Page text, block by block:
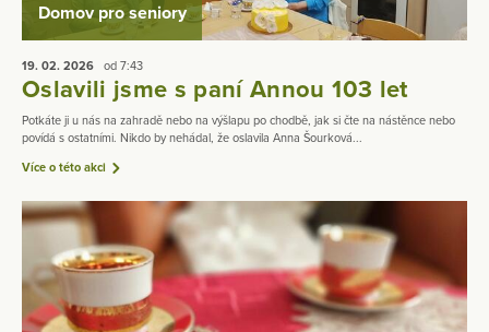
Domov pro seniory
19. 02. 2026 od 7:43
Oslavili jsme s paní Annou 103 let
Potkáte ji u nás na zahradě nebo na výšlapu po chodbě, jak si čte na nástěnce nebo
povídá s ostatními. Nikdo by nehádal, že oslavila Anna Šourková...
Více o této akci